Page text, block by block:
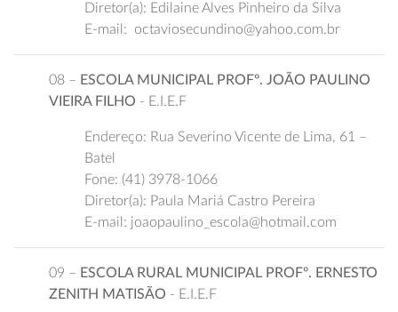
Diretor(a): Edilaine Alves Pinheiro da Silva
E-mail: octaviosecundino@yahoo.com.br
08 – ESCOLA MUNICIPAL PROFº. JOÃO PAULINO
VIEIRA FILHO - E.I.E.F
Endereço: Rua Severino Vicente de Lima, 61 –
Batel
Fone: (41) 3978-1066
Diretor(a): Paula Mariá Castro Pereira
E-mail: joaopaulino_escola@hotmail.com
09 – ESCOLA RURAL MUNICIPAL PROFº. ERNESTO
ZENITH MATISÃO - E.I.E.F